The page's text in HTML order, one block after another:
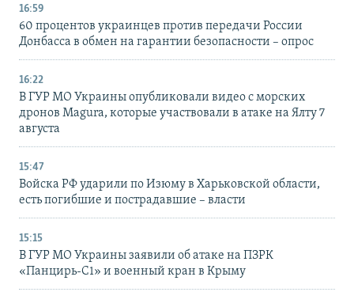
16:59
60 процентов украинцев против передачи России
Донбасса в обмен на гарантии безопасности – опрос
16:22
В ГУР МО Украины опубликовали видео с морских
дронов Magura, которые участвовали в атаке на Ялту 7
августа
15:47
Войска РФ ударили по Изюму в Харьковской области,
есть погибшие и пострадавшие – власти
15:15
В ГУР МО Украины заявили об атаке на ПЗРК
«Панцирь-С1» и военный кран в Крыму